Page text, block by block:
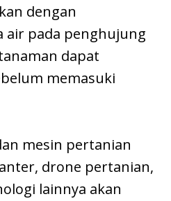
dengan
air pada penghujung
dapat
memasuki
mesin pertanian
drone pertanian,
lainnya akan